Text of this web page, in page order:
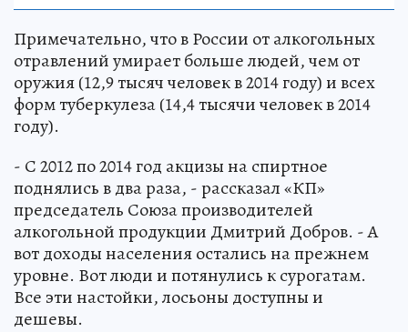
Примечательно, что в России от алкогольных
отравлений умирает больше людей, чем от
оружия (12,9 тысяч человек в 2014 году) и всех
форм туберкулеза (14,4 тысячи человек в 2014
году).
- С 2012 по 2014 год акцизы на спиртное
поднялись в два раза, - рассказал «КП»
председатель Союза производителей
алкогольной продукции Дмитрий Добров. - А
вот доходы населения остались на прежнем
уровне. Вот люди и потянулись к сурогатам.
Все эти настойки, лосьоны доступны и
дешевы.